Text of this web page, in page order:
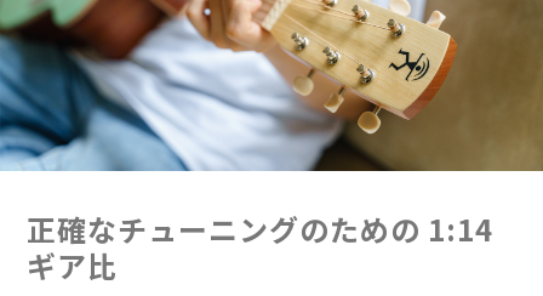
正確なチューニングのための 1:14
ギア比